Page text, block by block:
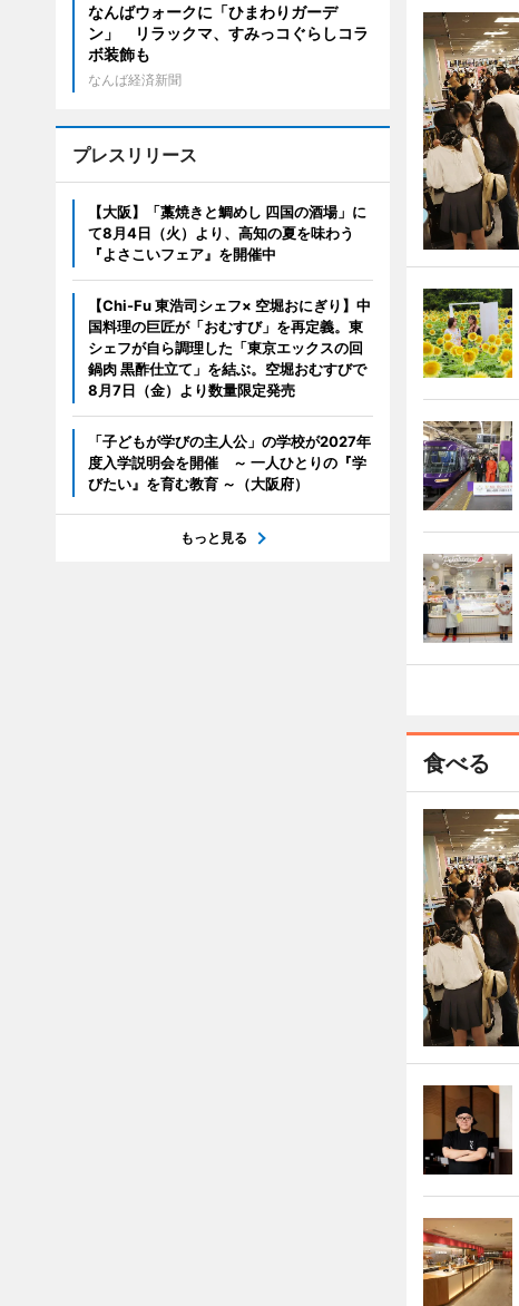
食べる
なんばウォークに「ひまわりガーデ
ン」 リラックマ、すみっコぐらしコラ
ボ装飾も
なんば経済新聞
プレスリリース
【大阪】「藁焼きと鯛めし 四国の酒場」に
て8月4日（火）より、高知の夏を味わう
『よさこいフェア』を開催中
【Chi-Fu 東浩司シェフ× 空堀おにぎり】中
国料理の巨匠が「おむすび」を再定義。東
シェフが自ら調理した「東京エックスの回
鍋肉 黒酢仕立て」を結ぶ。空堀おむすびで
8月7日（金）より数量限定発売
「子どもが学びの主人公」の学校が2027年
度入学説明会を開催 ～ 一人ひとりの『学
びたい』を育む教育 ～（大阪府）
もっと見る